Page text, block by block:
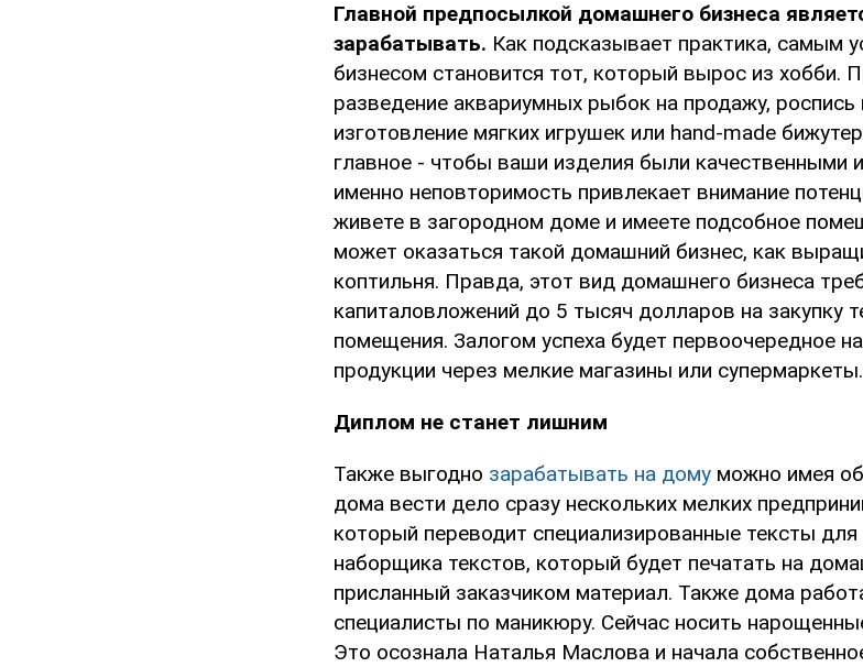
Главной предпосылкой домашнего бизнеса
зарабатывать. Как подсказывает практика, самым
бизнесом становится тот, который вырос из хобби.
разведение аквариумных рыбок на продажу, роспись
изготовление мягких игрушек или hand-made
главное - чтобы ваши изделия были качественными
именно неповторимость привлекает внимание
живете в загородном доме и имеете подсобное
может оказаться такой домашний бизнес, как
коптильня. Правда, этот вид домашнего бизнеса
капиталовложений до 5 тысяч долларов на закупку
помещения. Залогом успеха будет первоочередное
продукции через мелкие магазины или супермаркеты.
Диплом не станет лишним
Также выгодно зарабатывать на дому можно имея
дома вести дело сразу нескольких мелких
который переводит специализированные тексты для
наборщика текстов, который будет печатать на
присланный заказчиком материал. Также дома
специалисты по маникюру. Сейчас носить
Это осознала Наталья Маслова и начала